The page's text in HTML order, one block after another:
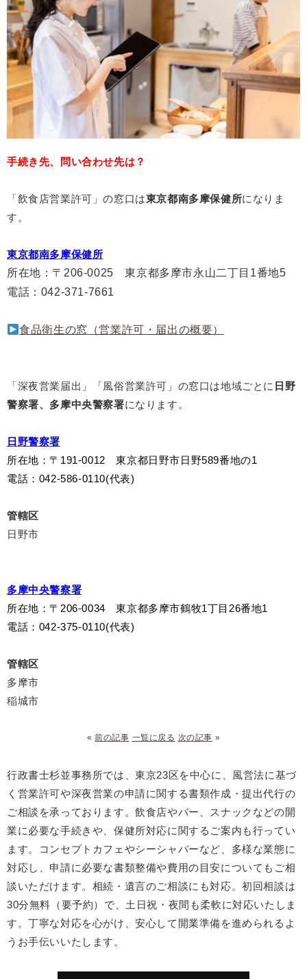
手続き先、問い合わせ先は？
「飲食店営業許可」の窓口は東京都南多摩保健所になりま
す。
東京都南多摩保健所
所在地 ：〒 206-0025東京都多摩市永山二丁目1番地5
電話 ： 042-371-7661
食品衛生の窓（営業許可・届出の概要）
「深夜営業届出」「風俗営業許可」の窓口は地域ごとに 日野
警察署、多摩中央警察署になります。
日野警察署
所在地 ：〒191-0012 東京都日野市日野589番地の1
電話：042-586-0110(代表)
管轄区
日野市
多摩中央警察署
所在地 ：〒206-0034 東京都多摩市鶴牧1丁目26番地1
電話：042-375-0110(代表)
管轄区
多摩市
稲城市
«前の記事 一覧に戻る 次の記事 »
行政書士杉並事務所では、東京23区を中心に、風営法に基づ
く営業許可や深夜営業の申請に関する書類作成・提出代行の
ご相談を承っております。飲食店やバー、スナックなどの開
業に必要な手続きや、保健所対応に関するご案内も行ってい
ます。コンセプトカフェやシーシャバーなど、多様な業態に
対応し、申請に必要な書類整備や費用の目安についてもご相
談いただけます。相続・遺言のご相談にも対応。初回相談は
30分無料（要予約）で、土日祝・夜間も柔軟に対応いたしま
す。丁寧な対応を心がけ、安心して開業準備を進められるよ
うお手伝いいたします。